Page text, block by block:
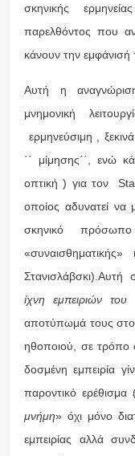
σκηνικής
παρελθόντος που
κάνουν την εμφάνισή
Αυτή η
μνημονική
ερμηνεύσιμη ,
΄΄ μίμησης΄΄, ενώ
οπτική ) για τον
οποίος αδυνατεί να
σκηνικό
Στανισλάβσκι).Αυτή
ίχνη εμπειριών του
αποτύπωμά τους στο
ηθοποιού, σε τρόπο
δοσμένη εμπειρία
παροντικό
μνήμη» όχι μόνο
εμπειρίας αλλά